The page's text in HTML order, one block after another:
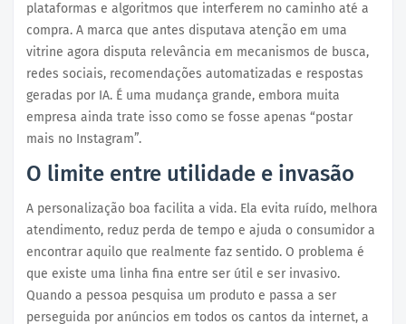
plataformas e algoritmos que interferem no caminho até a
compra. A marca que antes disputava atenção em uma
vitrine agora disputa relevância em mecanismos de busca,
redes sociais, recomendações automatizadas e respostas
geradas por IA. É uma mudança grande, embora muita
empresa ainda trate isso como se fosse apenas “postar
mais no Instagram”.
O limite entre utilidade e invasão
A personalização boa facilita a vida. Ela evita ruído, melhora
atendimento, reduz perda de tempo e ajuda o consumidor a
encontrar aquilo que realmente faz sentido. O problema é
que existe uma linha fina entre ser útil e ser invasivo.
Quando a pessoa pesquisa um produto e passa a ser
perseguida por anúncios em todos os cantos da internet, a